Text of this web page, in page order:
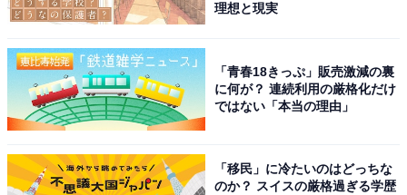
理想と現実
「青春18きっぷ」販売激減の裏
に何が？ 連続利用の厳格化だけ
ではない「本当の理由」
「移民」に冷たいのはどっちな
のか？ スイスの厳格過ぎる学歴